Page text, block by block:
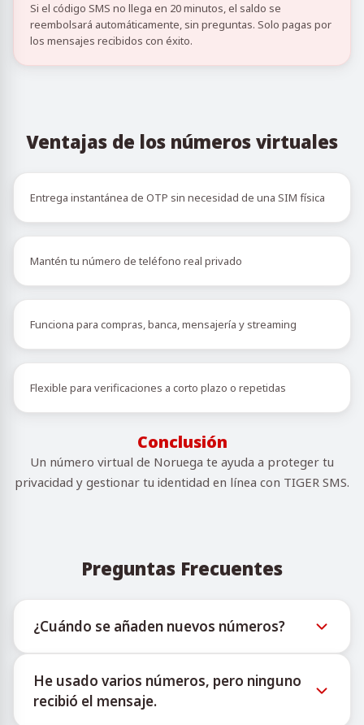
Si el código SMS no llega en 20 minutos, el saldo se
reembolsará automáticamente, sin preguntas. Solo pagas por
los mensajes recibidos con éxito.
Ventajas de los números virtuales
Entrega instantánea de OTP sin necesidad de una SIM física
Mantén tu número de teléfono real privado
Funciona para compras, banca, mensajería y streaming
Flexible para verificaciones a corto plazo o repetidas
Conclusión
Un número virtual de Noruega te ayuda a proteger tu
privacidad y gestionar tu identidad en línea con TIGER SMS.
Preguntas Frecuentes
¿Cuándo se añaden nuevos números?
números virtuales puede consultarse a través del
bot oficial de Telegram @TigerSMSofficial_bot. Este
He usado varios números, pero ninguno
recibió el mensaje.